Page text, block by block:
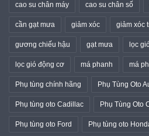
cao su chân máy cao su chân số
cần gạt mưa giảm xóc giảm xóc
gương chiếu hậu gạt mưa lọc
lọc gió động cơ má phanh má
Phụ tùng chính hãng Phụ Tùng Oto
Phụ tùng oto Cadillac Phụ Tùng Oto
Phụ tùng oto Ford Phụ tùng oto